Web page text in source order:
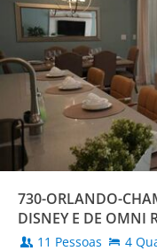
730-ORLANDO-
DISNEY E DE OMNI
11 Pessoas 4